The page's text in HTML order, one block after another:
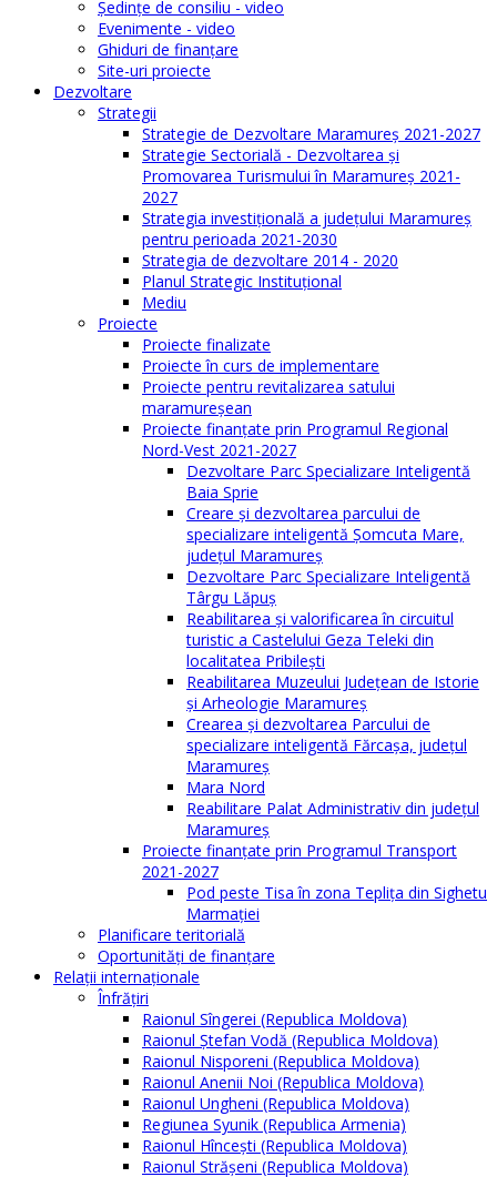
Şedinţe de consiliu - video
Evenimente - video
Ghiduri de finanţare
Site-uri proiecte
Dezvoltare
Strategii
Strategie de Dezvoltare Maramureș 2021-2027
Strategie Sectorială - Dezvoltarea și
Promovarea Turismului în Maramureș 2021-
2027
Strategia investiţională a județului Maramureș
pentru perioada 2021-2030
Strategia de dezvoltare 2014 - 2020
Planul Strategic Instituţional
Mediu
Proiecte
Proiecte finalizate
Proiecte în curs de implementare
Proiecte pentru revitalizarea satului
maramureşean
Proiecte finanțate prin Programul Regional
Nord-Vest 2021-2027
Dezvoltare Parc Specializare Inteligentă
Baia Sprie
Creare și dezvoltarea parcului de
specializare inteligentă Șomcuta Mare,
județul Maramureș
Dezvoltare Parc Specializare Inteligentă
Târgu Lăpuș
Reabilitarea și valorificarea în circuitul
turistic a Castelului Geza Teleki din
localitatea Pribilești
Reabilitarea Muzeului Județean de Istorie
și Arheologie Maramureș
Crearea și dezvoltarea Parcului de
specializare inteligentă Fărcașa, județul
Maramureș
Mara Nord
Reabilitare Palat Administrativ din județul
Maramureș
Proiecte finanțate prin Programul Transport
2021-2027
Pod peste Tisa în zona Teplița din Sighetu
Marmației
Planificare teritorială
Oportunităţi de finanţare
Relaţii internaţionale
Înfrăţiri
Raionul Sîngerei (Republica Moldova)
Raionul Ștefan Vodă (Republica Moldova)
Raionul Nisporeni (Republica Moldova)
Raionul Anenii Noi (Republica Moldova)
Raionul Ungheni (Republica Moldova)
Regiunea Syunik (Republica Armenia)
Raionul Hîncești (Republica Moldova)
Raionul Străşeni (Republica Moldova)